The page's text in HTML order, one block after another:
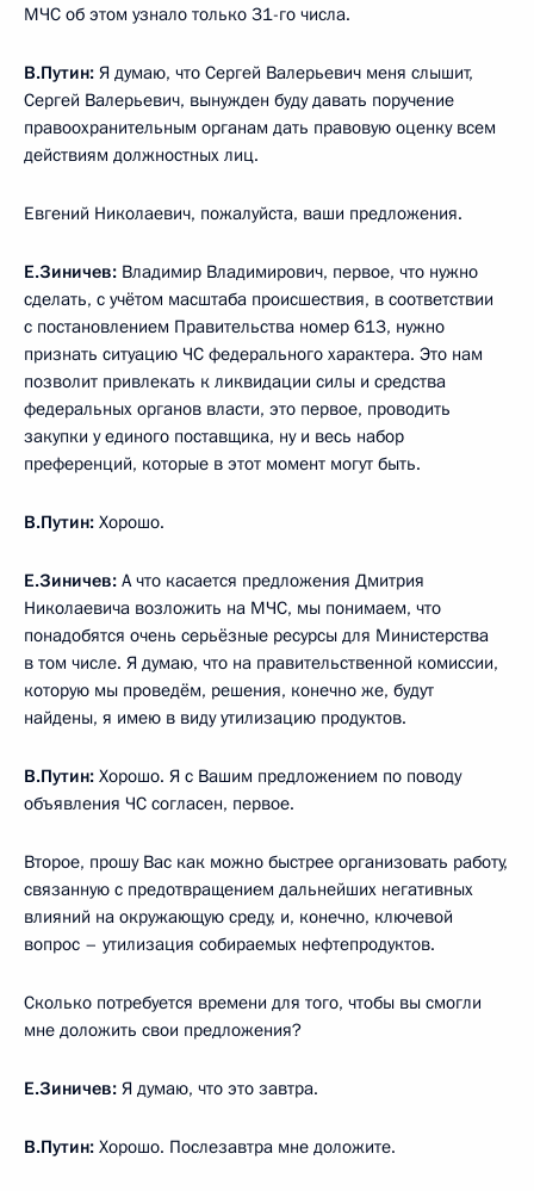
МЧС об этом узнало только 31-го числа.
В.Путин: Я думаю, что Сергей Валерьевич меня слышит,
Сергей Валерьевич, вынужден буду давать поручение
правоохранительным органам дать правовую оценку всем
действиям должностных лиц.
Евгений Николаевич, пожалуйста, ваши предложения.
Е.Зиничев: Владимир Владимирович, первое, что нужно
сделать, с учётом масштаба происшествия, в соответствии
с постановлением Правительства номер 613, нужно
признать ситуацию ЧС федерального характера. Это нам
позволит привлекать к ликвидации силы и средства
федеральных органов власти, это первое, проводить
закупки у единого поставщика, ну и весь набор
преференций, которые в этот момент могут быть.
В.Путин: Хорошо.
Е.Зиничев: А что касается предложения Дмитрия
Николаевича возложить на МЧС, мы понимаем, что
понадобятся очень серьёзные ресурсы для Министерства
в том числе. Я думаю, что на правительственной комиссии,
которую мы проведём, решения, конечно же, будут
найдены, я имею в виду утилизацию продуктов.
В.Путин: Хорошо. Я с Вашим предложением по поводу
объявления ЧС согласен, первое.
Второе, прошу Вас как можно быстрее организовать работу,
связанную с предотвращением дальнейших негативных
влияний на окружающую среду, и, конечно, ключевой
вопрос – утилизация собираемых нефтепродуктов.
Сколько потребуется времени для того, чтобы вы смогли
мне доложить свои предложения?
Е.Зиничев: Я думаю, что это завтра.
В.Путин: Хорошо. Послезавтра мне доложите.